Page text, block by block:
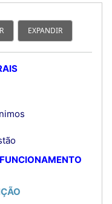
EXPANDIR